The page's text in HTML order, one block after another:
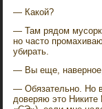
— Какой?
— Там рядом
но часто
убирать.
— Вы еще,
— Обязательно. Но
доверяю это